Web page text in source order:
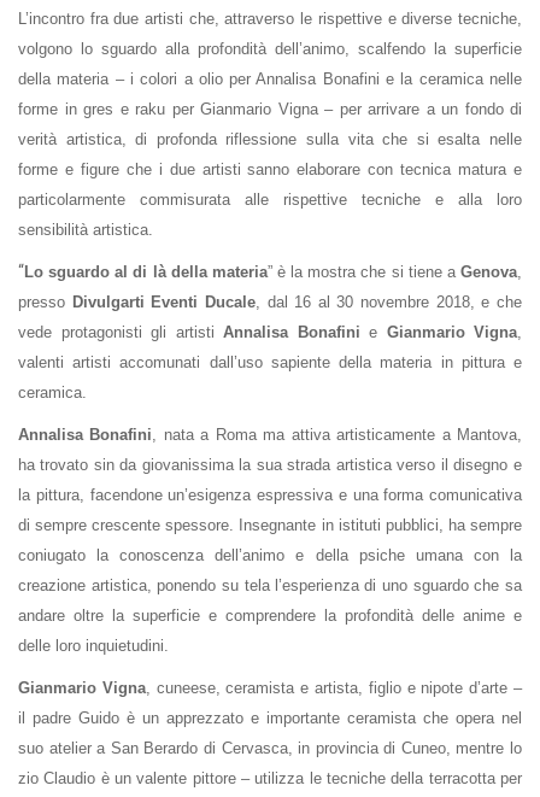
L’incontro fra due artisti che, attraverso le rispettive e diverse tecniche,
volgono lo sguardo alla profondità dell’animo, scalfendo la superficie
della materia – i colori a olio per Annalisa Bonafini e la ceramica nelle
forme in gres e raku per Gianmario Vigna – per arrivare a un fondo di
verità artistica, di profonda riflessione sulla vita che si esalta nelle
forme e figure che i due artisti sanno elaborare con tecnica matura e
particolarmente commisurata alle rispettive tecniche e alla loro
sensibilità artistica.
“Lo sguardo al di là della materia” è la mostra che si tiene aGenova
presso Divulgarti Eventi Ducale, dal 16 al 30 novembre 2018, e che
vede protagonisti gli artisti Annalisa Bonafini e Gianmario Vigna
valenti artisti accomunati dall’uso sapiente della materia in pittura e
ceramica.
Annalisa Bonafini , nata a Roma ma attiva artisticamente a Mantova,
ha trovato sin da giovanissima la sua strada artistica verso il disegno e
la pittura, facendone un’esigenza espressiva e una forma comunicativa
di sempre crescente spessore. Insegnante in istituti pubblici, ha sempre
coniugato la conoscenza dell’animo e della psiche umana con la
creazione artistica, ponendo su tela l’esperienza di uno sguardo che sa
andare oltre la superficie e comprendere la profondità delle anime e
delle loro inquietudini.
Gianmario Vigna, cuneese, ceramista e artista, figlio e nipote d’arte –
il padre Guido è un apprezzato e importante ceramista che opera nel
suo atelier a San Berardo di Cervasca, in provincia di Cuneo, mentre lo
zio Claudio è un valente pittore – utilizza le tecniche della terracotta per